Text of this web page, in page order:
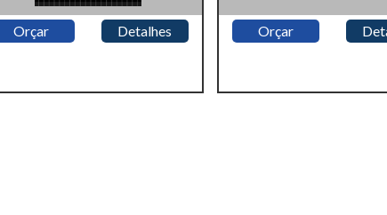
Orçar Detalhes Orçar